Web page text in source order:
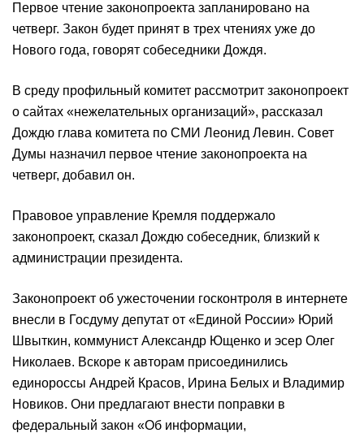
Первое чтение законопроекта запланировано на
четверг. Закон будет принят в трех чтениях уже до
Нового года, говорят собеседники Дождя.
В среду профильный комитет рассмотрит законопроект
о сайтах «нежелательных организаций», рассказал
Дождю глава комитета по СМИ Леонид Левин. Совет
Думы назначил первое чтение законопроекта на
четверг, добавил он.
Правовое управление Кремля поддержало
законопроект, сказал Дождю собеседник, близкий к
администрации президента.
Законопроект об ужесточении госконтроля в интернете
внесли в Госдуму депутат от «Единой России» Юрий
Швыткин, коммунист Александр Ющенко и эсер Олег
Николаев. Вскоре к авторам присоединились
единороссы Андрей Красов, Ирина Белых и Владимир
Новиков. Они предлагают внести поправки в
федеральный закон «Об информации,